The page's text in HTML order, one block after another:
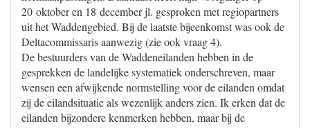
20 oktober en 18 december jl. gesproken met regiopartners
uit het Waddengebied. Bij de laatste bijeenkomst was ook de
Deltacommissaris aanwezig (zie ook vraag 4).
De bestuurders van de Waddeneilanden hebben in de
gesprekken de landelijke systematiek onderschreven, maar
wensen een afwijkende normstelling voor de eilanden omdat
zij de eilandsituatie als wezenlijk anders zien. Ik erken dat de
eilanden bijzondere kenmerken hebben, maar bij de